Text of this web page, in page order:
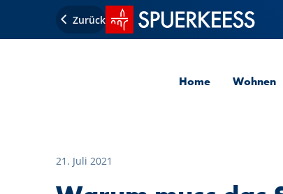
Zurück Startseite SPUERKEESS
Home Wohnen
21. Juli 2021